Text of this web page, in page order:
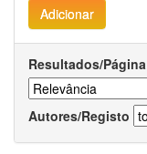
Resultados/Página
Autores/Registo